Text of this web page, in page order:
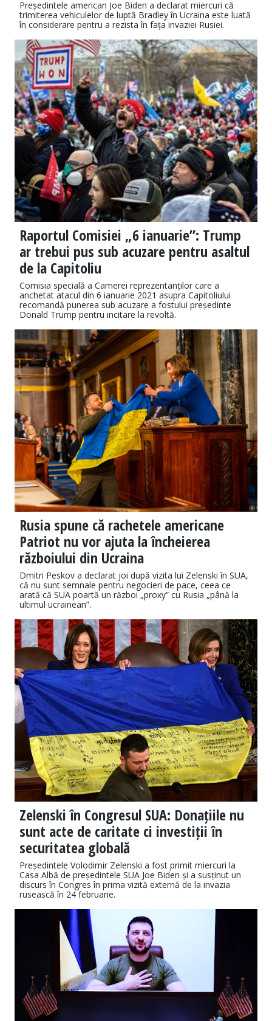
Președintele american Joe Biden a declarat miercuri că
trimiterea vehiculelor de luptă Bradley în Ucraina este luată
în considerare pentru a rezista în fața invaziei Rusiei.
Raportul Comisiei „6 ianuarie”: Trump
ar trebui pus sub acuzare pentru asaltul
de la Capitoliu
Comisia specială a Camerei reprezentanților care a
anchetat atacul din 6 ianuarie 2021 asupra Capitoliului
recomandă punerea sub acuzare a fostului președinte
Donald Trump pentru incitare la revoltă.
Rusia spune că rachetele americane
Patriot nu vor ajuta la încheierea
războiului din Ucraina
Dmitri Peskov a declarat joi după vizita lui Zelenski în SUA,
că nu sunt semnale pentru negocieri de pace, ceea ce
arată că SUA poartă un război „proxy” cu Rusia „până la
ultimul ucrainean”.
Zelenski în Congresul SUA: Donațiile nu
sunt acte de caritate ci investiții în
securitatea globală
Președintele Volodimir Zelenski a fost primit miercuri la
Casa Albă de președintele SUA Joe Biden și a susținut un
discurs în Congres în prima vizită externă de la invazia
rusească în 24 februarie.